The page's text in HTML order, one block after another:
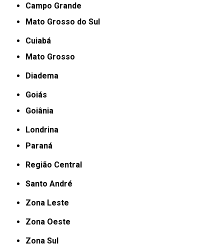
Campo Grande
Mato Grosso do Sul
Cuiabá
Mato Grosso
Diadema
Goiás
Goiânia
Londrina
Paraná
Região Central
Santo André
Zona Leste
Zona Oeste
Zona Sul